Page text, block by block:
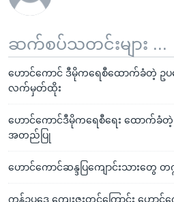
ဆက်စပ်သတင်းများ ...
ဟောင်ကောင် ဒီမိုကရေစီထောက်ခံတဲ့ ဥပ
လက်မှတ်ထိုး
ဟောင်ကောင်ဒီမိုကရေစီရေး ထောက်ခံ
အတည်ပြု
ဟောင်ကောင်ဆန္ဒပြကျောင်းသားတွေ
ကန်ဥပဒေ ကျေးဇူးတင်ကြောင်း ဟောင်